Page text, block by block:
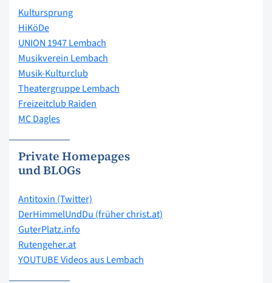
Kultursprung
HiKöDe
UNION 1947 Lembach
Musikverein Lembach
Musik-Kulturclub
Theatergruppe Lembach
Freizeitclub Raiden
MC Dagles
Private Homepages
und BLOGs
Antitoxin (Twitter)
DerHimmelUndDu (früher christ.at)
GuterPlatz.info
Rutengeher.at
YOUTUBE Videos aus Lembach